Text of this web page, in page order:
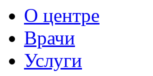
О центре
Врачи
Услуги